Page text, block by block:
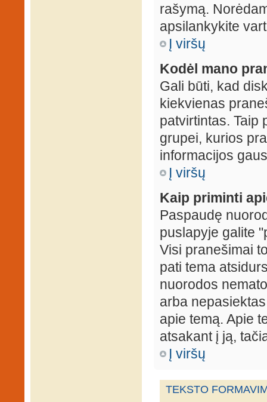
rašymą.
apsilankykite
Į viršų
Kodėl mano
Gali būti, kad
kiekvienas
patvirtintas. Taip
grupei, kurios
informacijos
Į viršų
Kaip priminti
Paspaudę
puslapyje galite
Visi pranešimai
pati tema
nuorodos
arba
apie temą. Apie
atsakant į ją,
Į viršų
TEKSTO